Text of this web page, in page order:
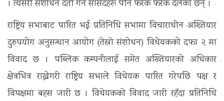
। त्यसरी संशोधन दर्ता गर्ने सांसदहरू पनि फरक फरक दलका छन् ।
राष्ट्रिय सभाबाट पारित भई प्रतिनिधि सभामा विचाराधीन अख्तियार
दुरुपयोग अनुसन्धान आयोग (तेस्रो संशोधन) विधेयकको दफा २ मा
विवाद छ । पब्लिक कम्पनीलाई समेत अख्तियारको अधिकार
क्षेत्रभित्र राख्नेगरी राष्ट्रिय सभाले विधेयक पारित गरेपछि पक्ष र
विपक्षमा बहस जारी छ । विधेयकको विवाद जारी रहँदा प्रतिनिधि